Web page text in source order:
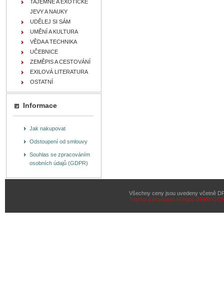
TAJEMNÉ A EXOTICKÉ
JEVY A NAUKY
UDĚLEJ SI SÁM
UMĚNÍ A KULTURA
VĚDA A TECHNIKA
UČEBNICE
ZEMĚPIS A CESTOVÁNÍ
EXILOVÁ LITERATURA
OSTATNÍ
Informace
Jak nakupovat
Odstoupení od smlouvy
Souhlas se zpracováním
osobních údajů (GDPR)
Všechny ceny jsou uvedeny včetně
Tvorba a pronájem eshopů